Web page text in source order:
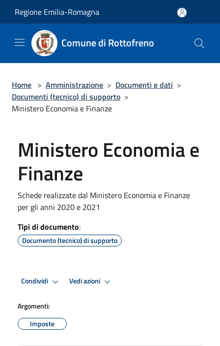
Regione Emilia-Romagna
Comune di Rottofreno
Home > Amministrazione > Documenti e dati >
Documenti (tecnico) di supporto >
Ministero Economia e Finanze
Ministero Economia e
Finanze
Schede realizzate dal Ministero Economia e Finanze
per gli anni 2020 e 2021
Tipi di documento:
Documento (tecnico) di supporto
Condividi Vedi azioni
Argomenti:
Imposte